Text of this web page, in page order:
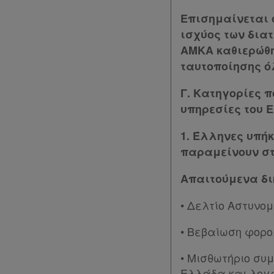
Επισημαίνεται
ισχύος των
ΑΜΚΑ
ταυτοποίησης
Γ. Κατηγορίες
υπηρεσίες του
1. Έλληνες
παραμείνουν
Απαιτούμενα
• Δελτίο
• Βεβαίωση
• Μισθωτήριο